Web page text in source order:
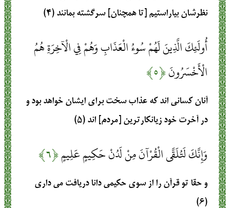
نظرشان بياراستيم [تا همچنان] سرگشته بمانند (۴)
أُولَئِكَ الَّذِينَ لَهُمْ سُوءُ الْعَذَابِ وَهُمْ فِي الْآخِرَةِ هُمُ
الْأَخْسَرُونَ﴿۵﴾
آنان كسانى‏ اند كه عذاب سخت براى ايشان خواهد بود و
در آخرت خود زيانكارترين [مردم] اند (۵)
وَإِنَّكَ لَتُلَقَّى الْقُرْآنَ مِنْ لَدُنْ حَكِيمٍ عَلِيمٍ﴿۶﴾
و حقا تو قرآن را از سوى حكيمى دانا دريافت مى دارى
(۶)